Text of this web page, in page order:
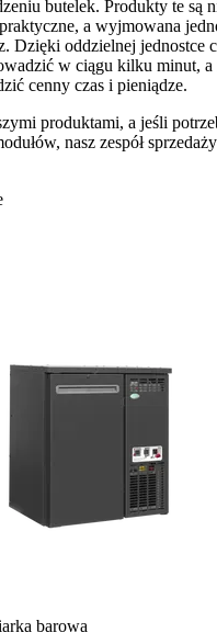
butelek. Produkty te są
a wyjmowana
Dzięki oddzielnej jednostce
w ciągu kilku minut, a
cenny czas i pieniądze.
produktami, a jeśli
nasz zespół
barowa